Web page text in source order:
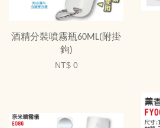
酒精分裝噴霧瓶60ML(附掛
鉤)
NT$ 0